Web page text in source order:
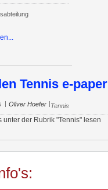
Tennis e-paper
| Oliver Hoefer |Tennis
unter der Rubrik "Tennis" lesen